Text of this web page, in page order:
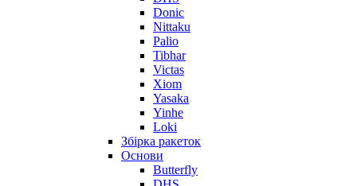
Donic
Nittaku
Palio
Tibhar
Victas
Xiom
Yasaka
Yinhe
Loki
Збірка ракеток
Основи
Butterfly